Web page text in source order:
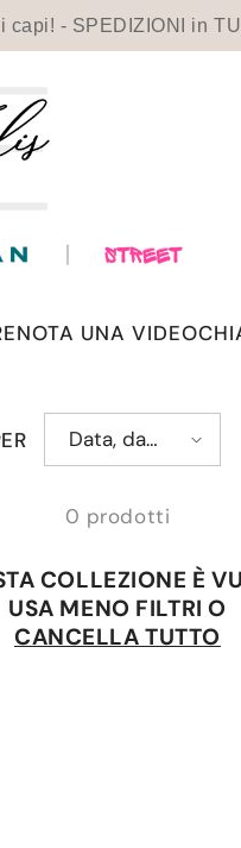
- SPEDIZIONI in
UNA
Data, da
più a meno
recente
0 prodotti
COLLEZIONE È
USA MENO FILTRI O
CANCELLA TUTTO